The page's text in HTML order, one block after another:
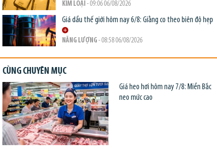
KIM LOẠI - 09:06 06/08/2026
Giá dầu thế giới hôm nay 6/8: Giằng co theo biên độ hẹp
NĂNG LƯỢNG - 08:58 06/08/2026
CÙNG CHUYÊN MỤC
Giá heo hơi hôm nay 7/8: Miền Bắc
neo mức cao